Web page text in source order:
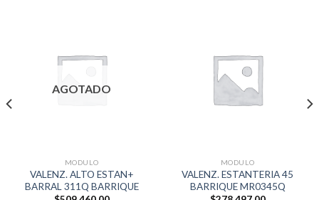
AGOTADO
MODULO
VALENZ. ALTO ESTAN+
BARRAL 311Q BARRIQUE
MODULO
VALENZ. ESTANTERIA 45
BARRIQUE MR0345Q